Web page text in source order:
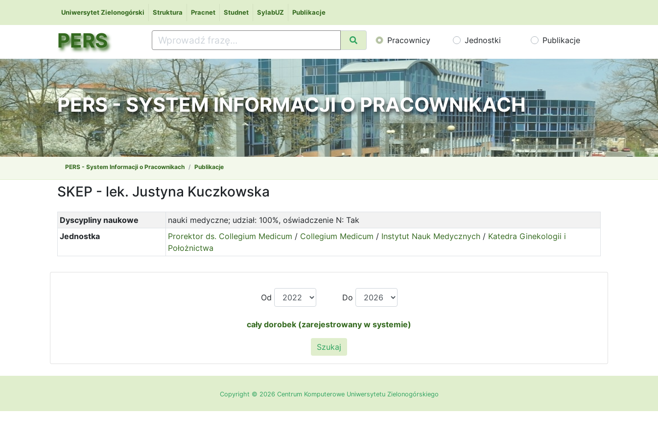
Uniwersytet Zielonogórski Struktura Pracnet Studnet SylabUZ Publikacje
PERS Pracownicy Jednostki Publikacje
PERS - SYSTEM INFORMACJI O PRACOWNIKACH
PERS - System Informacji o Pracownikach Publikacje
SKEP - lek. Justyna Kuczkowska
Dyscypliny naukowe
nauki medyczne; udział: 100%, oświadczenie N: Tak
Jednostka
Prorektor ds. Collegium Medicum / Collegium Medicum / Instytut Nauk Medycznych / Katedra Ginekologii i
Położnictwa
Od Do
cały dorobek (zarejestrowany w systemie)
Szukaj
Copyright © 2026 Centrum Komputerowe Uniwersytetu Zielonogórskiego